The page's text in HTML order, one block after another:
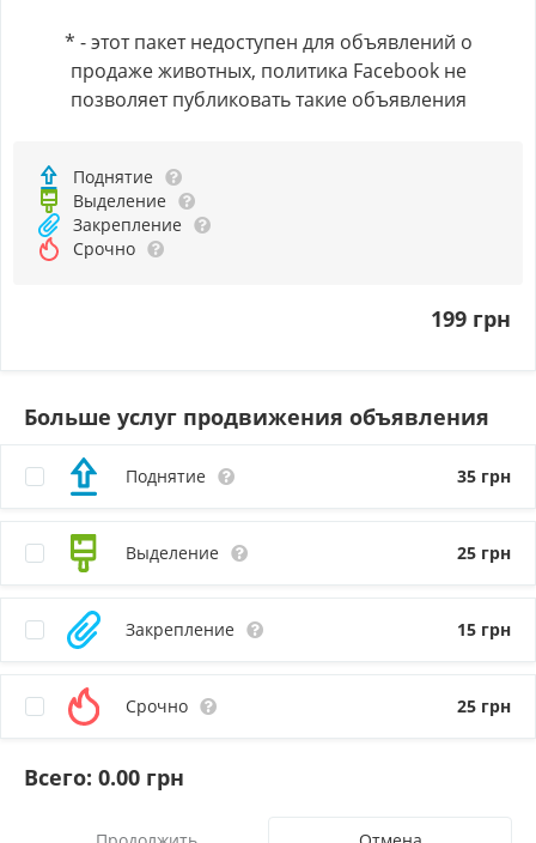
* - этот пакет недоступен для объявлений о
продаже животных, политика Facebook не
позволяет публиковать такие объявления
Поднятие
Выделение
Закрепление
Срочно
199 грн
Больше услуг продвижения объявления
Поднятие 35 грн
Выделение 25 грн
Закрепление 15 грн
Срочно 25 грн
Всего: 0.00 грн